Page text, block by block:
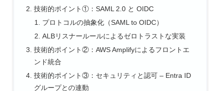
技術的ポイント①：SAML 2.0 と OIDC
プロトコルの抽象化（SAML to OIDC）
ALBリスナールールによるゼロトラストな実装
技術的ポイント②：AWS Amplifyによるフロントエ
ンド統合
技術的ポイント③：セキュリティと認可 – Entra ID
グループとの連動